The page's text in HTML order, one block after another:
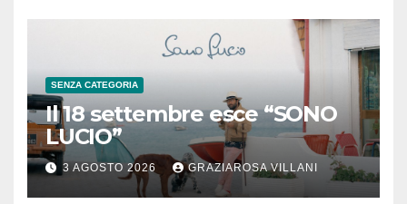
SENZA CATEGORIA
Il 18 settembre esce “SONO
LUCIO”
3 AGOSTO 2026 GRAZIAROSA VILLANI